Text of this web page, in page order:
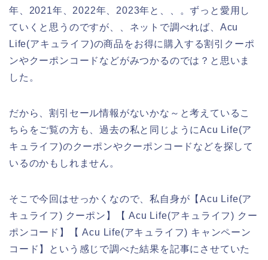
年、2021年、2022年、2023年と、、。ずっと愛用し
ていくと思うのですが、、ネットで調べれば、Acu
Life(アキュライフ)の商品をお得に購入する割引クーポ
ンやクーポンコードなどがみつかるのでは？と思いま
した。
だから、割引セール情報がないかな～と考えているこ
ちらをご覧の方も、過去の私と同じようにAcu Life(ア
キュライフ)のクーポンやクーポンコードなどを探して
いるのかもしれません。
そこで今回はせっかくなので、私自身が【Acu Life(ア
キュライフ) クーポン】【 Acu Life(アキュライフ) クー
ポンコード】【 Acu Life(アキュライフ) キャンペーン
コード】という感じで調べた結果を記事にさせていた